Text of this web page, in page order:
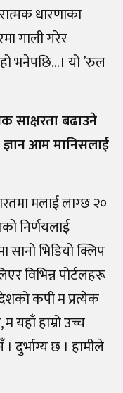
धारणाका
गाली गरेर
भनेपछि…। यो ’रुल
साक्षरता बढाउने
ज्ञान आम मानिसलाई
मलाई लाग्छ २०
निर्णयलाई
भिडियो क्लिप
विभिन्न पोर्टलहरू
कपी म प्रत्येक
यहाँ हाम्रो उच्च
छ । हामीले